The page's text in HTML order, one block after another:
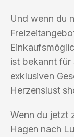
Und wenn du
ist bekannt für
exklusiven
Herzenslust
Wenn du jetzt
Hagen nach